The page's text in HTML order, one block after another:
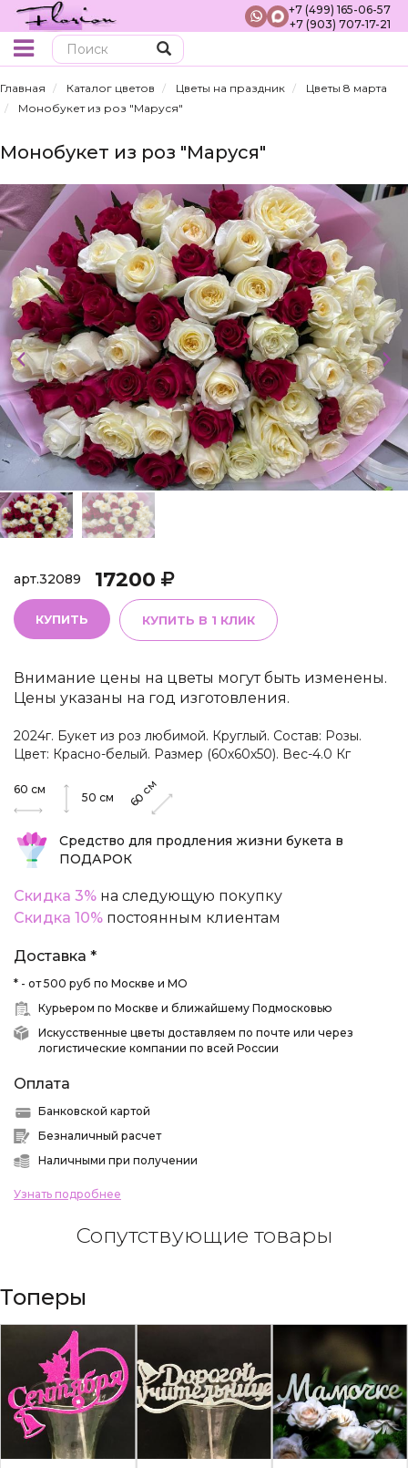
+7 (499) 165-06-57
+7 (903) 707-17-21
Главная Каталог цветов Цветы на праздник
Цветы 8 марта
Монобукет из роз "Маруся"
Монобукет из роз "Маруся"
арт.32089 17200
КУПИТЬ КУПИТЬ В 1 КЛИК
Внимание цены на цветы могут быть изменены.
Цены указаны на год изготовления.
2024г. Букет из роз любимой. Круглый. Состав: Розы.
Цвет: Красно-белый. Размер (60х60х50). Вес-4.0 Кг
60 см
50 см 60
см
Средство для продления жизни букета в
ПОДАРОК
Скидка 3% на следующую покупку
Скидка 10% постоянным клиентам
Доставка *
* - от 500 руб по Москве и МО
Курьером по Москве и ближайшему Подмосковью
Искусственные цветы доставляем по почте или через
логистические компании по всей России
Оплата
Банковской картой
Безналичный расчет
Наличными при получении
Узнать подробнее
Сопутствующие товары
Топеры